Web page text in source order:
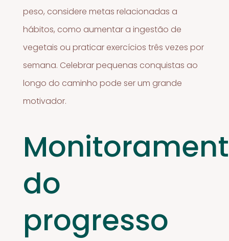
peso, considere metas relacionadas a
hábitos, como aumentar a ingestão de
vegetais ou praticar exercícios três vezes por
semana. Celebrar pequenas conquistas ao
longo do caminho pode ser um grande
motivador.
do
progresso